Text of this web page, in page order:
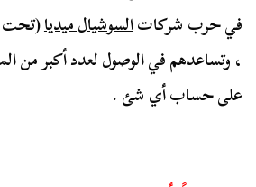
في حرب شركاتالسوشيال ميديا(تحت
، وتساعدهم في الوصول لعدد أكبر من
على حساب أي شئ .